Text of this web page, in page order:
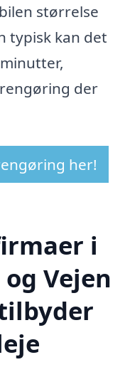
størrelse
typisk kan det
der
her!
i
Vejen